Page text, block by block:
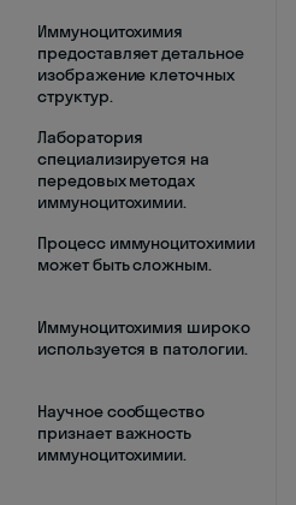
Иммуноцитохимия
предоставляет детальное
изображение клеточных
структур.
Лаборатория
специализируется на
передовых методах
иммуноцитохимии.
Процесс иммуноцитохимии
может быть сложным.
Иммуноцитохимия широко
используется в патологии.
Научное сообщество
признает важность
иммуноцитохимии.